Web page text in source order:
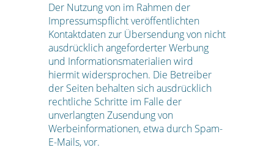
Der Nutzung von im Rahmen der
Impressumspflicht veröffentlichten
Kontaktdaten zur Übersendung von nicht
ausdrücklich angeforderter Werbung
und Informationsmaterialien wird
hiermit widersprochen. Die Betreiber
der Seiten behalten sich ausdrücklich
rechtliche Schritte im Falle der
unverlangten Zusendung von
Werbeinformationen, etwa durch Spam-
E-Mails, vor.